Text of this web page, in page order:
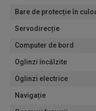
Bare de protecție în
Servodirecție
Computer de bord
Oglinzi încălzite
Oglinzi electrice
Navigație